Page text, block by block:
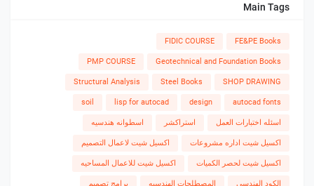
Main Tags
FE&PE Books
FIDIC COURSE
Geotechnical and Foundation Books
PMP COURSE
SHOP DRAWING
Steel Books
Structural Analysis
autocad fonts
design
lisp for autocad
soil
اسئله اختبارات العمل استراكشر اسطوانه هندسيه
اكسيل شيت اداره مشروعات اكسيل شيت لاعمال التصميم
اكسيل شيت لحصر الكميات اكسيل شيت للاعمال المساحيه
الكود الهندسى المصطلحات الهندسيه برامج تصميم